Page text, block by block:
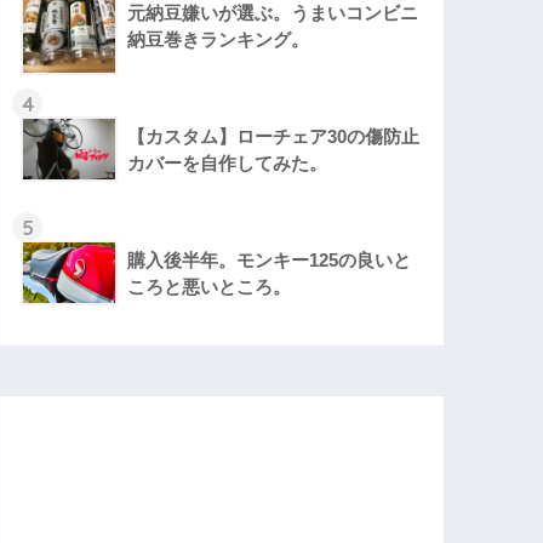
元納豆嫌いが選ぶ。うまいコンビニ
納豆巻きランキング。
4
【カスタム】ローチェア30の傷防止
カバーを自作してみた。
5
購入後半年。モンキー125の良いと
ころと悪いところ。